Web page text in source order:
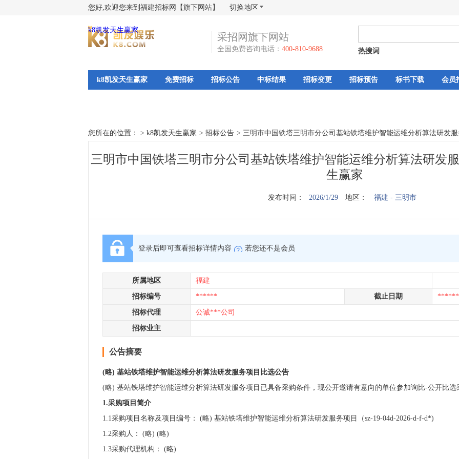
您好,欢迎您来到福建招标网【旗下网站】 切换地区
k8凯发天生赢家
采招网旗下网站
全国免费咨询电话： 400-810-9688 热搜词
k8凯发天生赢家 免费招标 招标公告 中标结果 招标变更 招标预告 标书下载 会员
您所在的位置： > k8凯发天生赢家 > 招标公告 > 三明市中国铁塔三明市分公司基站铁塔维护智能运维分析算法研发
三明市中国铁塔三明市分公司基站铁塔维护智能运维分析算法研发
生赢家
发布时间： 2026/1/29 地区： 福建 - 三明市
登录后即可查看招标详情内容 若您还不是会员
所属地区 福建
招标编号 ****** 截止日期 ******
招标代理 公诚***公司
招标业主
公告摘要
(略) 基站铁塔维护智能运维分析算法研发服务项目 比选公告
(略) 基站铁塔维护智能运维分析算法研发服务项目已具备采购条件，现公开邀请有意向的单位参加询比-公开比选
1.采购项目简介
1.1采购项目名称及项目编号： (略) 基站铁塔维护智能运维分析算法研发服务项目（sz-19-04d-2026-d-f-d*)
1.2采购人： (略) (略)
1.3采购代理机构： (略)